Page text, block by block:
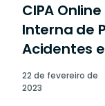
CIPA
Interna de
Acidentes
22 de fevereiro de
2023